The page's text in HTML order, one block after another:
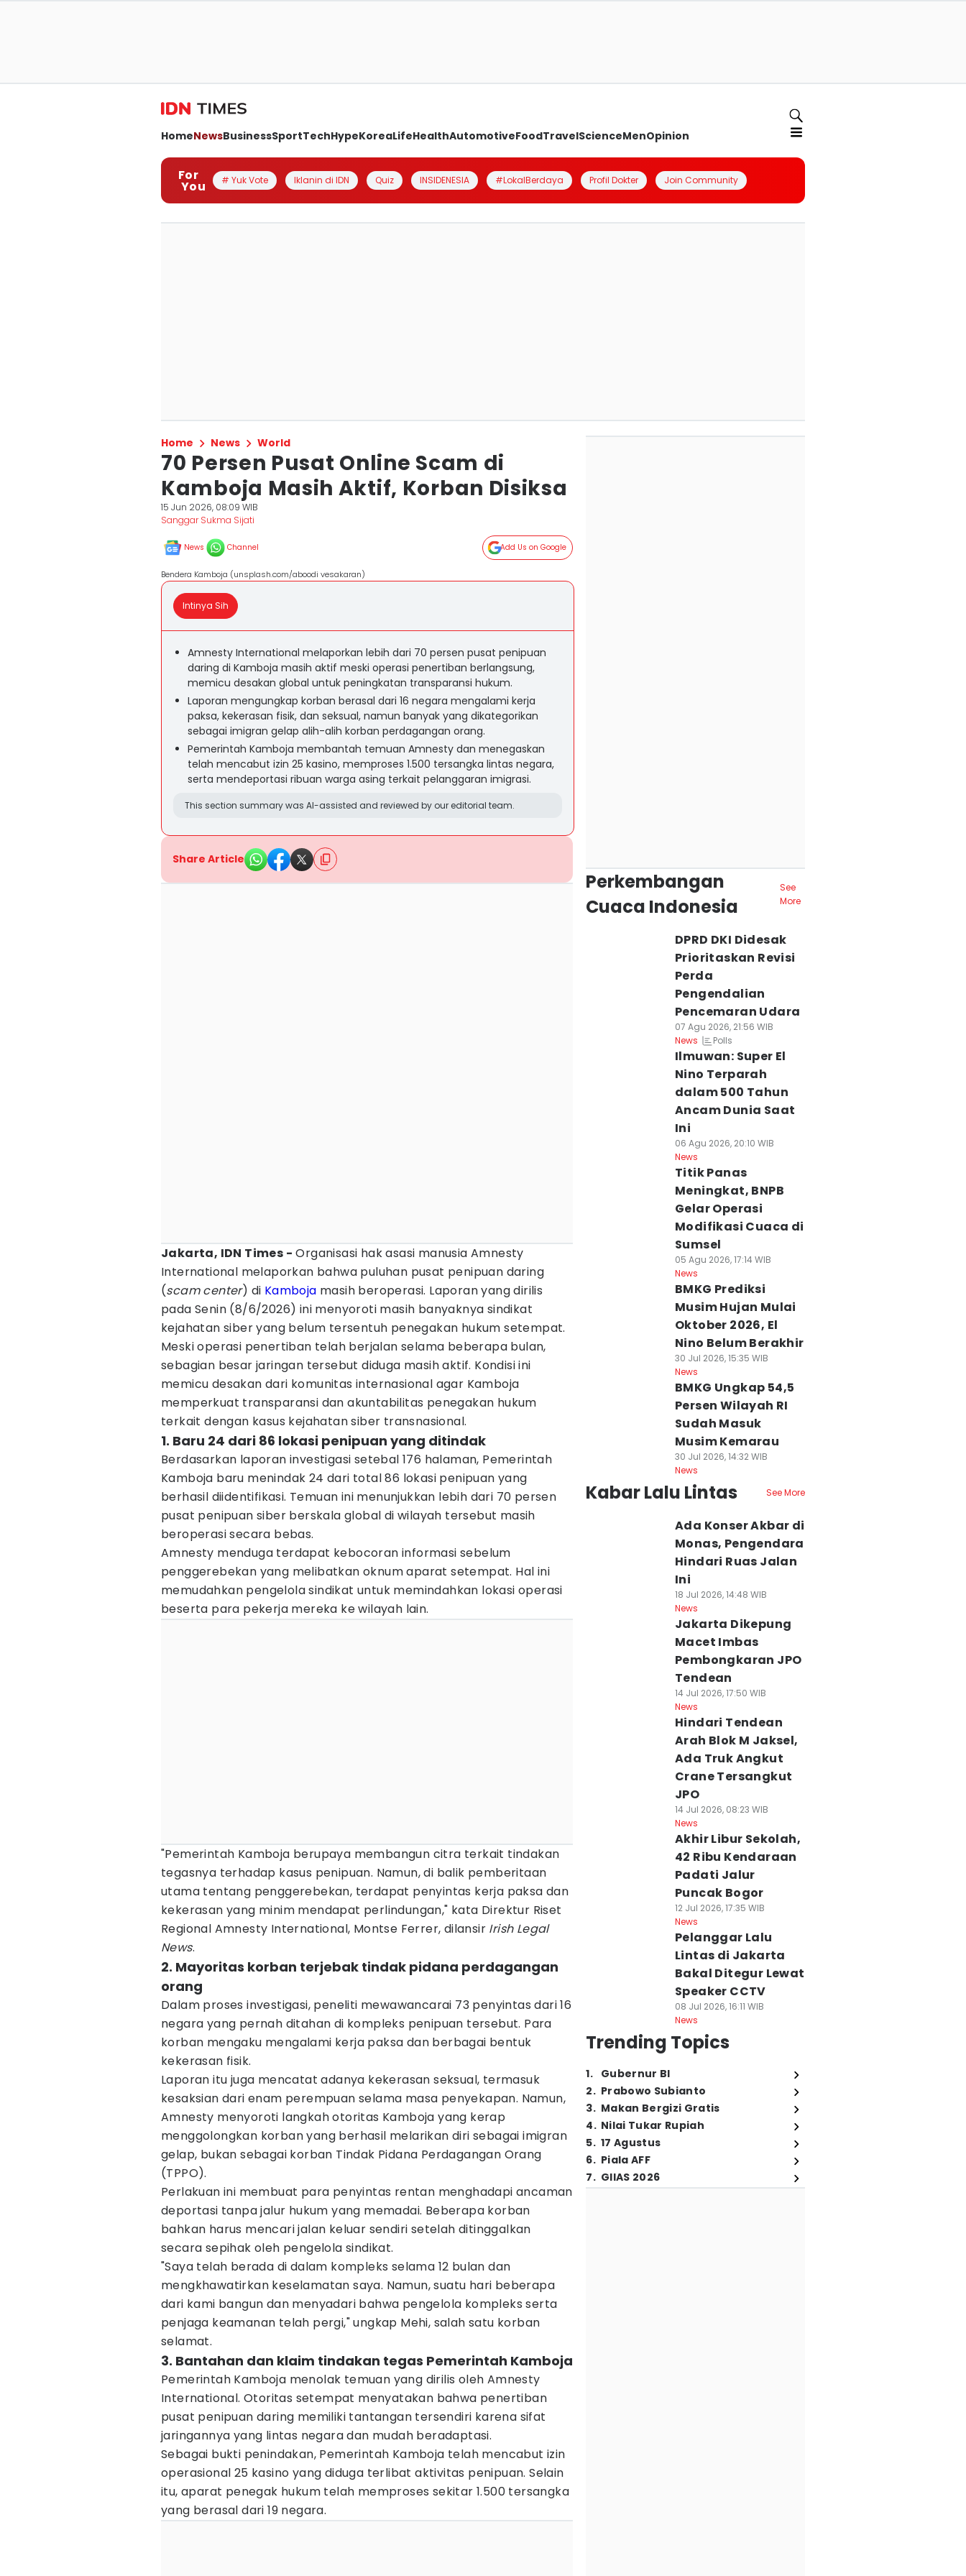
HomeNewsBusinessSportTechHypeKoreaLifeHealthAutomotiveFoodTravelScienceMenOpinion
For
You # Yuk Vote Iklanin di IDN Quiz INSIDENESIA #LokalBerdaya Profil Dokter Join Community
Home News World
70 Persen Pusat Online Scam di
Kamboja Masih Aktif, Korban Disiksa
15 Jun 2026, 08:09 WIB
Sanggar Sukma Sijati
News Channel Add Us on Google
Bendera Kamboja (unsplash.com/aboodi vesakaran)
Intinya Sih
Amnesty International melaporkan lebih dari 70 persen pusat penipuan
daring di Kamboja masih aktif meski operasi penertiban berlangsung,
memicu desakan global untuk peningkatan transparansi hukum.
Laporan mengungkap korban berasal dari 16 negara mengalami kerja
paksa, kekerasan fisik, dan seksual, namun banyak yang dikategorikan
sebagai imigran gelap alih-alih korban perdagangan orang.
Pemerintah Kamboja membantah temuan Amnesty dan menegaskan
telah mencabut izin 25 kasino, memproses 1.500 tersangka lintas negara,
serta mendeportasi ribuan warga asing terkait pelanggaran imigrasi.
This section summary was AI-assisted and reviewed by our editorial team.
Share Article
Jakarta, IDN Times - Organisasi hak asasi manusia Amnesty
International melaporkan bahwa puluhan pusat penipuan daring
(scam center) di Kamboja masih beroperasi. Laporan yang dirilis
pada Senin (8/6/2026) ini menyoroti masih banyaknya sindikat
kejahatan siber yang belum tersentuh penegakan hukum setempat.
Meski operasi penertiban telah berjalan selama beberapa bulan,
sebagian besar jaringan tersebut diduga masih aktif. Kondisi ini
memicu desakan dari komunitas internasional agar Kamboja
memperkuat transparansi dan akuntabilitas penegakan hukum
terkait dengan kasus kejahatan siber transnasional.
1. Baru 24 dari 86 lokasi penipuan yang ditindak
Berdasarkan laporan investigasi setebal 176 halaman, Pemerintah
Kamboja baru menindak 24 dari total 86 lokasi penipuan yang
berhasil diidentifikasi. Temuan ini menunjukkan lebih dari 70 persen
pusat penipuan siber berskala global di wilayah tersebut masih
beroperasi secara bebas.
Amnesty menduga terdapat kebocoran informasi sebelum
penggerebekan yang melibatkan oknum aparat setempat. Hal ini
memudahkan pengelola sindikat untuk memindahkan lokasi operasi
beserta para pekerja mereka ke wilayah lain.
"Pemerintah Kamboja berupaya membangun citra terkait tindakan
tegasnya terhadap kasus penipuan. Namun, di balik pemberitaan
utama tentang penggerebekan, terdapat penyintas kerja paksa dan
kekerasan yang minim mendapat perlindungan," kata Direktur Riset
Regional Amnesty International, Montse Ferrer, dilansir Irish Legal
News.
2. Mayoritas korban terjebak tindak pidana perdagangan
orang
Dalam proses investigasi, peneliti mewawancarai 73 penyintas dari 16
negara yang pernah ditahan di kompleks penipuan tersebut. Para
korban mengaku mengalami kerja paksa dan berbagai bentuk
kekerasan fisik.
Laporan itu juga mencatat adanya kekerasan seksual, termasuk
kesaksian dari enam perempuan selama masa penyekapan. Namun,
Amnesty menyoroti langkah otoritas Kamboja yang kerap
menggolongkan korban yang berhasil melarikan diri sebagai imigran
gelap, bukan sebagai korban Tindak Pidana Perdagangan Orang
(TPPO).
Perlakuan ini membuat para penyintas rentan menghadapi ancaman
deportasi tanpa jalur hukum yang memadai. Beberapa korban
bahkan harus mencari jalan keluar sendiri setelah ditinggalkan
secara sepihak oleh pengelola sindikat.
"Saya telah berada di dalam kompleks selama 12 bulan dan
mengkhawatirkan keselamatan saya. Namun, suatu hari beberapa
dari kami bangun dan menyadari bahwa pengelola kompleks serta
penjaga keamanan telah pergi," ungkap Mehi, salah satu korban
selamat.
3. Bantahan dan klaim tindakan tegas Pemerintah Kamboja
Pemerintah Kamboja menolak temuan yang dirilis oleh Amnesty
International. Otoritas setempat menyatakan bahwa penertiban
pusat penipuan daring memiliki tantangan tersendiri karena sifat
jaringannya yang lintas negara dan mudah beradaptasi.
Sebagai bukti penindakan, Pemerintah Kamboja telah mencabut izin
operasional 25 kasino yang diduga terlibat aktivitas penipuan. Selain
itu, aparat penegak hukum telah memproses sekitar 1.500 tersangka
yang berasal dari 19 negara.
Perkembangan
Cuaca Indonesia
See
More
DPRD DKI Didesak
Prioritaskan Revisi
Perda
Pengendalian
Pencemaran Udara
07 Agu 2026, 21:56 WIB
News
Polls
Ilmuwan: Super El
Nino Terparah
dalam 500 Tahun
Ancam Dunia Saat
Ini
06 Agu 2026, 20:10 WIB
News
Titik Panas
Meningkat, BNPB
Gelar Operasi
Modifikasi Cuaca di
Sumsel
05 Agu 2026, 17:14 WIB
News
BMKG Prediksi
Musim Hujan Mulai
Oktober 2026, El
Nino Belum Berakhir
30 Jul 2026, 15:35 WIB
News
BMKG Ungkap 54,5
Persen Wilayah RI
Sudah Masuk
Musim Kemarau
30 Jul 2026, 14:32 WIB
News
Kabar Lalu Lintas See More
Ada Konser Akbar di
Monas, Pengendara
Hindari Ruas Jalan
Ini
18 Jul 2026, 14:48 WIB
News
Jakarta Dikepung
Macet Imbas
Pembongkaran JPO
Tendean
14 Jul 2026, 17:50 WIB
News
Hindari Tendean
Arah Blok M Jaksel,
Ada Truk Angkut
Crane Tersangkut
JPO
14 Jul 2026, 08:23 WIB
News
Akhir Libur Sekolah,
42 Ribu Kendaraan
Padati Jalur
Puncak Bogor
12 Jul 2026, 17:35 WIB
News
Pelanggar Lalu
Lintas di Jakarta
Bakal Ditegur Lewat
Speaker CCTV
08 Jul 2026, 16:11 WIB
News
Trending Topics
1. Gubernur BI
2. Prabowo Subianto
3. Makan Bergizi Gratis
4. Nilai Tukar Rupiah
5. 17 Agustus
6. Piala AFF
7. GIIAS 2026